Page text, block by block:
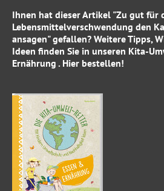
Ihnen hat dieser Artikel "Zu gut für
Lebensmittelverschwendung den
ansagen"gefallen? Weitere Tipps,
Ideen finden Sie in unseren Kita-
Ernährung . Hier bestellen!